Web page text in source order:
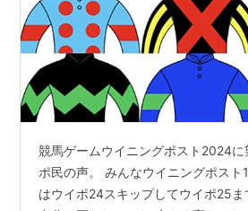
競馬ゲームウイニングポスト2024に
ポ民の声。 みんなウイニングポス
はウイポ24スキップしてウイポ25ま